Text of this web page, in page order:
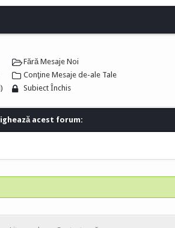
Fără Mesaje Noi
Conţine Mesaje de-ale Tale
Subiect Închis
acest forum: